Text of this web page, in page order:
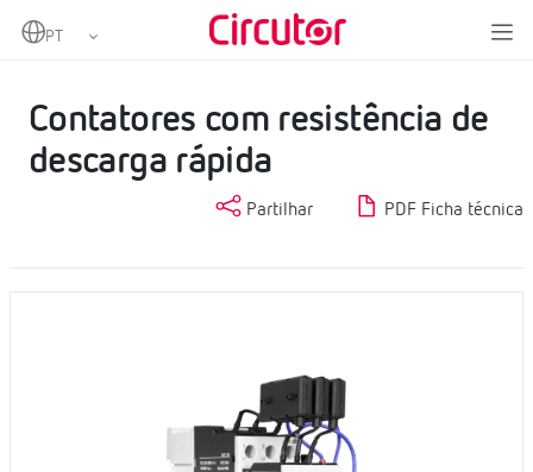
Home
Outros acessórios para baterias de condensadores
Contatores com resistência de
descarga rápida
Partilhar PDF Ficha técnica